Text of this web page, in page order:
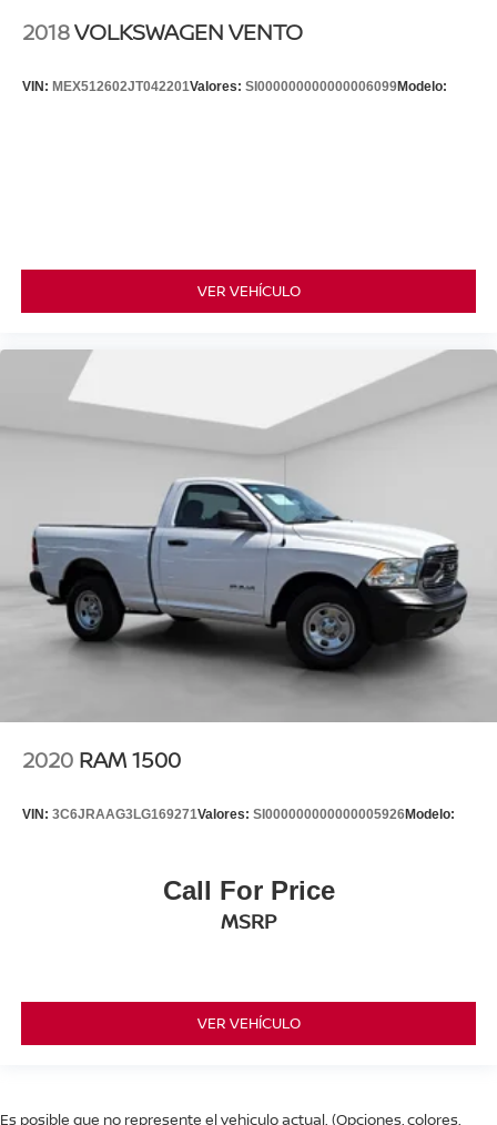
2018VOLKSWAGEN VENTO
VIN: MEX512602JT042201Valores: SI000000000000006099Modelo:
VER VEHÍCULO
2020 RAM 1500
VIN: 3C6JRAAG3LG169271Valores: SI000000000000005926Modelo:
Call For Price
MSRP
VER VEHÍCULO
Es posible que no represente el vehiculo actual. (Opciones, colores,